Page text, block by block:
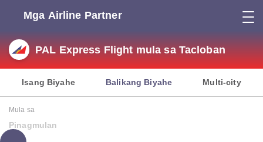
Mga Airline Partner
PAL Express Flight mula sa Tacloban
Isang Biyahe Balikang Biyahe Multi-city
Mula sa
Pinagmulan